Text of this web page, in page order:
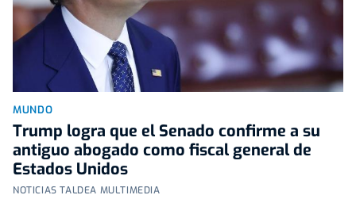
MUNDO
Trump logra que el Senado confirme a su
antiguo abogado como fiscal general de
Estados Unidos
NOTICIAS TALDEA MULTIMEDIA